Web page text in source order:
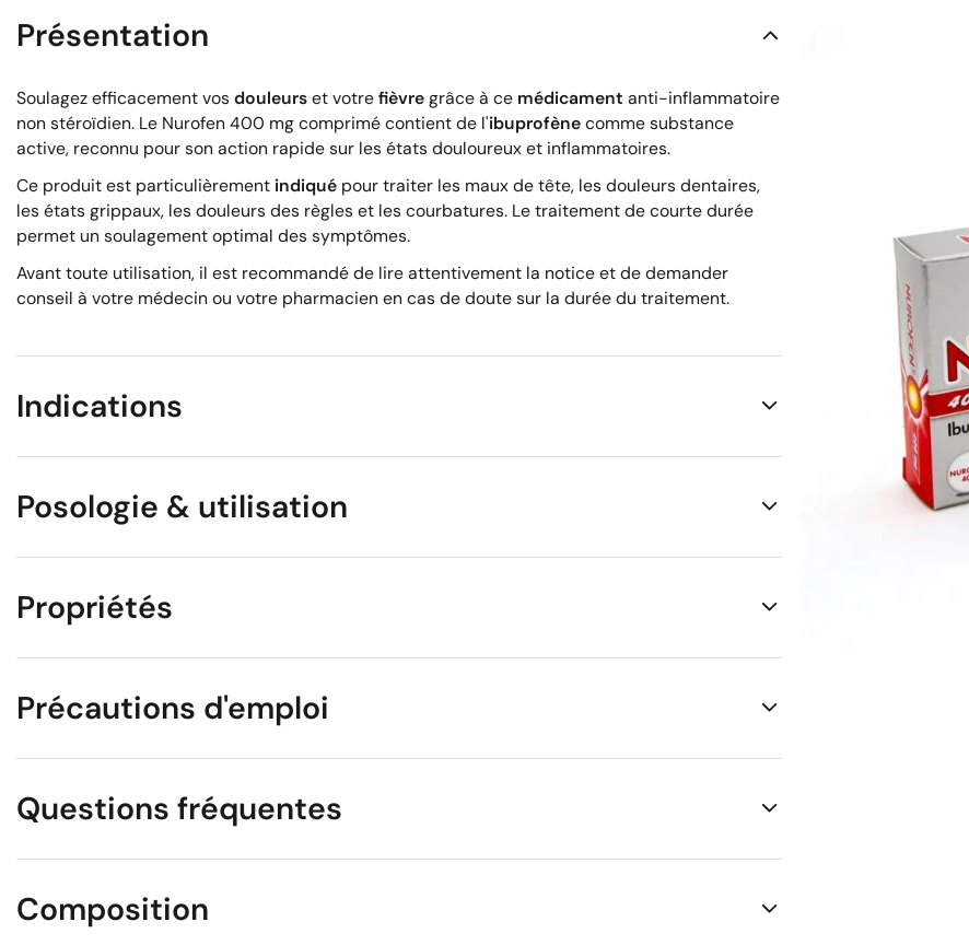
Présentation
Soulagez efficacement vos douleurset votrefièvregrâce à ce médicament anti-inflammatoire
non stéroïdien. Le Nurofen 400 mg comprimé contient de l'ibuprofènecomme substance
active, reconnu pour son action rapide sur les états douloureux et inflammatoires.
Ce produit est particulièrement indiqué pour traiter les maux de tête, les douleurs dentaires,
les états grippaux, les douleurs des règles et les courbatures. Le traitement de courte durée
permet un soulagement optimal des symptômes.
Avant toute utilisation, il est recommandé de lire attentivement la notice et de demander
conseil à votre médecin ou votre pharmacien en cas de doute sur la durée du traitement.
Indications
Posologie & utilisation
Propriétés
Précautions d'emploi
Questions fréquentes
Composition